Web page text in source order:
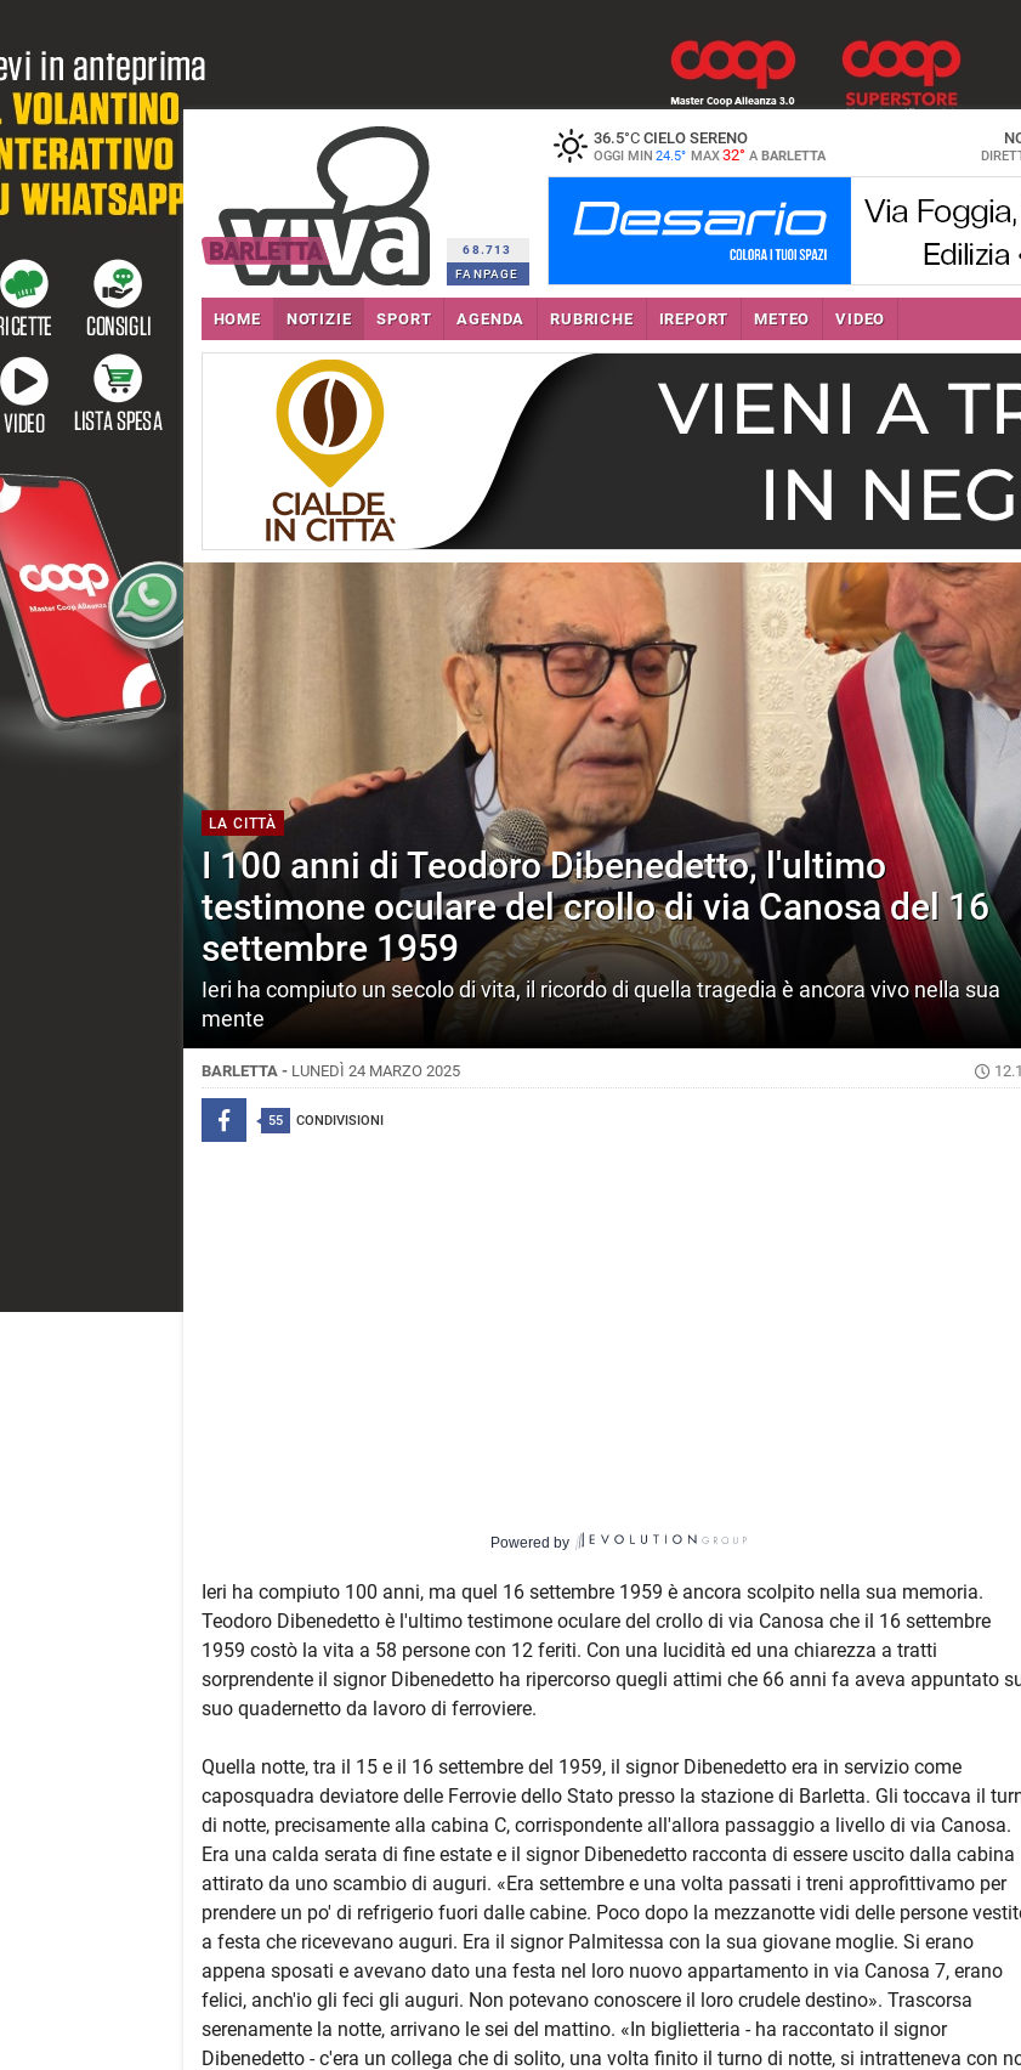
68.713
FANPAGE
36.5°CCIELO SERENO
OGGI MIN 24.5° MAX32° A BARLETTA
HOME NOTIZIE SPORT AGENDA RUBRICHE IREPORT METEO VIDEO
LA CITTÀ
I 100 anni di Teodoro Dibenedetto, l'ultimo
testimone oculare del crollo di via Canosa del 16
settembre 1959
Ieri ha compiuto un secolo di vita, il ricordo di quella tragedia è ancora vivo nella sua
mente
BARLETTA - LUNEDÌ 24 MARZO 2025
55 CONDIVISIONI
Powered by
Ieri ha compiuto 100 anni, ma quel 16 settembre 1959 è ancora scolpito nella sua memoria.
Teodoro Dibenedetto è l'ultimo testimone oculare del crollo di via Canosa che il 16 settembre
1959 costò la vita a 58 persone con 12 feriti. Con una lucidità ed una chiarezza a tratti
sorprendente il signor Dibenedetto ha ripercorso quegli attimi che 66 anni fa aveva appuntato
suo quadernetto da lavoro di ferroviere.
Quella notte, tra il 15 e il 16 settembre del 1959, il signor Dibenedetto era in servizio come
caposquadra deviatore delle Ferrovie dello Stato presso la stazione di Barletta. Gli toccava il
di notte, precisamente alla cabina C, corrispondente all'allora passaggio a livello di via Canosa.
Era una calda serata di fine estate e il signor Dibenedetto racconta di essere uscito dalla cabina
attirato da uno scambio di auguri. «Era settembre e una volta passati i treni approfittivamo per
prendere un po' di refrigerio fuori dalle cabine. Poco dopo la mezzanotte vidi delle persone
a festa che ricevevano auguri. Era il signor Palmitessa con la sua giovane moglie. Si erano
appena sposati e avevano dato una festa nel loro nuovo appartamento in via Canosa 7, erano
felici, anch'io gli feci gli auguri. Non potevano conoscere il loro crudele destino». Trascorsa
serenamente la notte, arrivano le sei del mattino. «In biglietteria - ha raccontato il signor
Dibenedetto - c'era un collega che di solito, una volta finito il turno di notte, si intratteneva con